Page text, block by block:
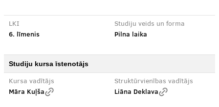
LKI
6. līmenis
Studiju veids un forma
Pilna laika
Studiju kursa īstenotājs
Kursa vadītājs
Māra Kuļša
Struktūrvienības vadītājs
Liāna Deklava